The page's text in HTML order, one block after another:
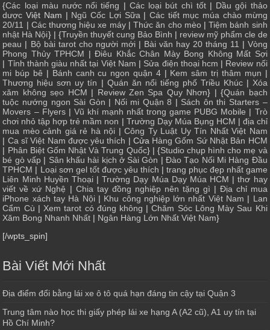
{Các loại màu nước nổi tiếng | Các loại bút chì tốt| Dầu gội thảo
dược Việt Nam | Ngũ Cốc Lợi Sữa| Các tiết mục múa chào mừng
20/11 | Các thương hiệu xe máy|Thức ăn cho mèo|Tiệm bánh sinh
nhật Hà Nội} | {Truyền thuyết cung Bảo Bình | review mỹ phẩm cle de
peau | Bộ bài tarot cho người mới| Bài văn hay 20 tháng 11 | Vòng
Phong Thủy TPHCM |Điêu Khắc Chân Mày Bong Không Mất Sợi
| Tỉnh thành giàu nhất tại Việt Nam | Sửa điện thoại hcm | Review nối
mi búp bê | Bánh canh cu ngon quận 4| Kem sâm trị thâm mụn |
Thương hiệu sơn uy tín | Quán ăn nổi tiếng phố Triều Khúc| Xóa
xăm không sẹo HCM | Review Zen Spa Quy Nhơn} | {Quán bạch
tuộc nướng ngon Sài Gòn | Nối mi Quận 8 | Sách ôn thi Starters –
Movers – Flyers| Vũ khí mạnh nhất trong game PUBG Mobile | Trò
chơi nhỏ tập hợp trẻ mầm non | Trường Dạy Múa Bụng HCM | địa chỉ
mua mèo cảnh giá rẻ hà nội |Công Ty Luật Uy Tín Nhất Việt Nam
| Ca sĩ Việt Nam được yêu thích | Cửa Hàng Gốm Sứ Nhật Bản HCM
| Phân Biệt Gốm Nhật Và Trung Quốc} | {Studio chụp hình cho mẹ và
bé gò vấp | Sân khấu hài kịch ở Sài Gòn |Đào Tạo Nối Mi Hàng Đầu
TPHCM | Loại sơn gel tốt được yêu thích | trang phục đẹp nhất game
Liên Minh Huyền Thoại|Trường Dạy Múa Dạy Múa HCM |thơ hay
viết về xứ Nghệ | Chia tay đồng nghiệp nên tặng gì | Địa chỉ mua
iPhone xách tay Hà Nội| Khu công nghiệp lớn nhất Việt Nam | Lan
Cẩm Cù |Xem tarot có đúng không |Chăm Sóc Lông Mày Sau Khi
Xăm Bong Nhanh Nhất | Ngân Hàng Lớn Nhất Việt Nam}
[/wpts_spin]
Bài Viết Mới Nhất
Địa điểm đổi bằng lái xe ô tô quá hạn đáng tin cậy tại Quận 3
Trung tâm nào học thi giấy phép lái xe hạng A (A2 cũ), A1 uy tín tại
Hồ Chí Minh?